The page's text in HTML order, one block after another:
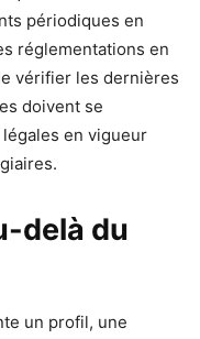
périodiques en
réglementations en
vérifier les dernières
doivent se
en vigueur
delà du
un profil, une